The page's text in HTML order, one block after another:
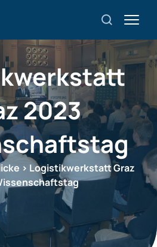
2023
> Logistikwerkstatt Graz